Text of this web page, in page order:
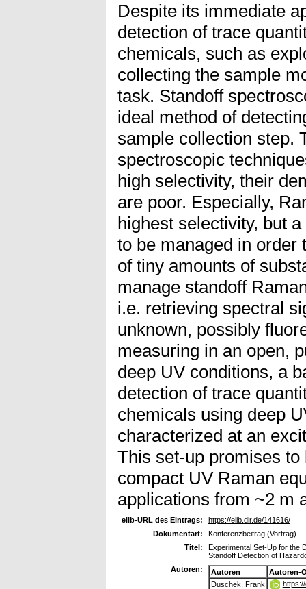
Despite its immediate
detection of trace
chemicals, such as
collecting the sample
task. Standoff
ideal method of
sample collection step.
spectroscopic
high selectivity, their
are poor. Especially,
highest selectivity, but
to be managed in order
of tiny amounts of
manage standoff
i.e. retrieving spectral
unknown, possibly
measuring in an open,
deep UV conditions, a
detection of trace
chemicals using deep
characterized at an
This set-up promises
compact UV Raman
applications from ~2 m
elib-URL des Eintrags:
https://elib.dlr.de/141616/
Dokumentart:
Konferenzbeitrag (Vortrag)
Titel:
Experimental Set-Up for the
Standoff Detection of
Autoren:
Autoren
Autoren-
Duschek, Frank